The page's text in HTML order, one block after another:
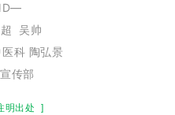
吴帅
科 陶弘景
传部
明出处 ]